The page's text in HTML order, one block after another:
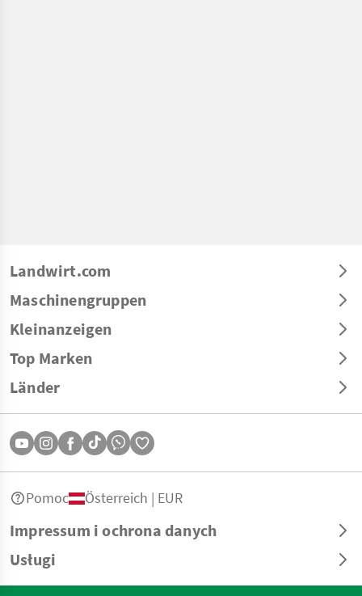
Landwirt.com
Maschinengruppen
Kleinanzeigen
Top Marken
Länder
Impressum i ochrona danych
Usługi
Pomoc Österreich | EUR